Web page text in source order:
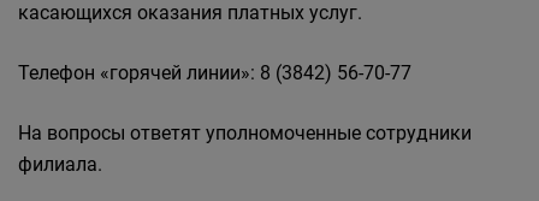
касающихся оказания платных услуг.
Телефон «горячей линии»: 8 (3842) 56-70-77
На вопросы ответят уполномоченные сотрудники
филиала.